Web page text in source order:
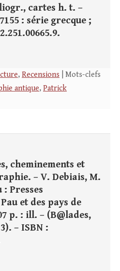
cartes h. t. –
: série grecque ;
, Recensions | Mots-clefs
antique, Patrick
cheminements et
– V. Debiais, M.
Presses
et des pays de
p. : ill. – (B@lades,
– ISBN :